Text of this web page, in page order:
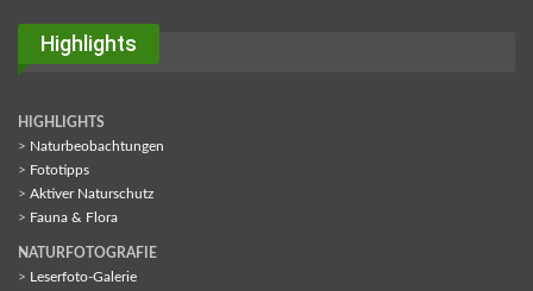
Highlights
HIGHLIGHTS
> Naturbeobachtungen
> Fototipps
> Aktiver Naturschutz
> Fauna & Flora
NATURFOTOGRAFIE
> Leserfoto-Galerie